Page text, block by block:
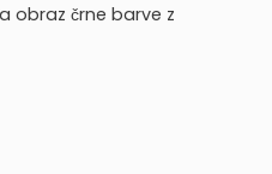
obraz črne barve z